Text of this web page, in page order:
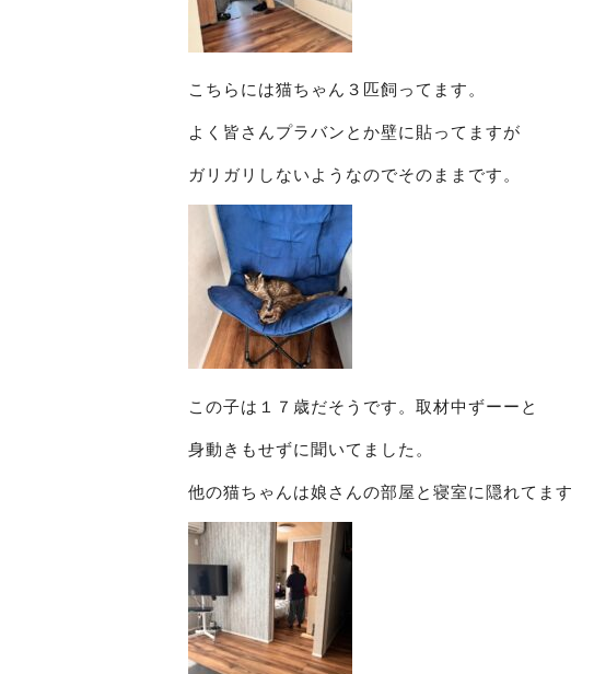
こちらには猫ちゃん３匹飼ってます。
よく皆さんプラバンとか壁に貼ってますが
ガリガリしないようなのでそのままです。
この子は１７歳だそうです。取材中ずーーと
身動きもせずに聞いてました。
他の猫ちゃんは娘さんの部屋と寝室に隠れてます